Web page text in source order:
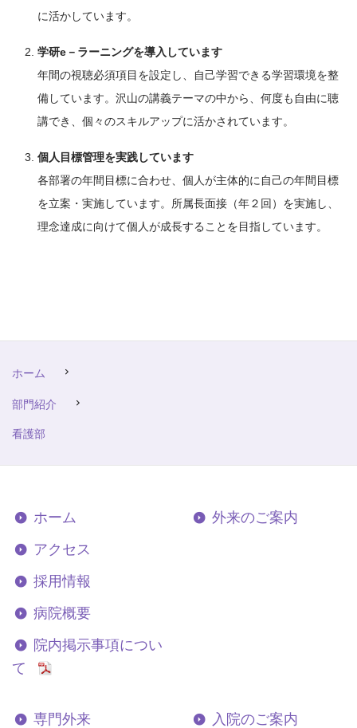
に活かしています。
学研e－ラーニングを導入しています
年間の視聴必須項目を設定し、自己学習できる学習環境を整
備しています。沢山の講義テーマの中から、何度も自由に聴
講でき、個々のスキルアップに活かされています。
個人目標管理を実践しています
各部署の年間目標に合わせ、個人が主体的に自己の年間目標
を立案・実施しています。所属長面接（年２回）を実施し、
理念達成に向けて個人が成長することを目指しています。
ホーム
部門紹介
看護部
ホーム
アクセス
採用情報
病院概要
院内掲示事項につい
て
外来のご案内
専門外来 入院のご案内